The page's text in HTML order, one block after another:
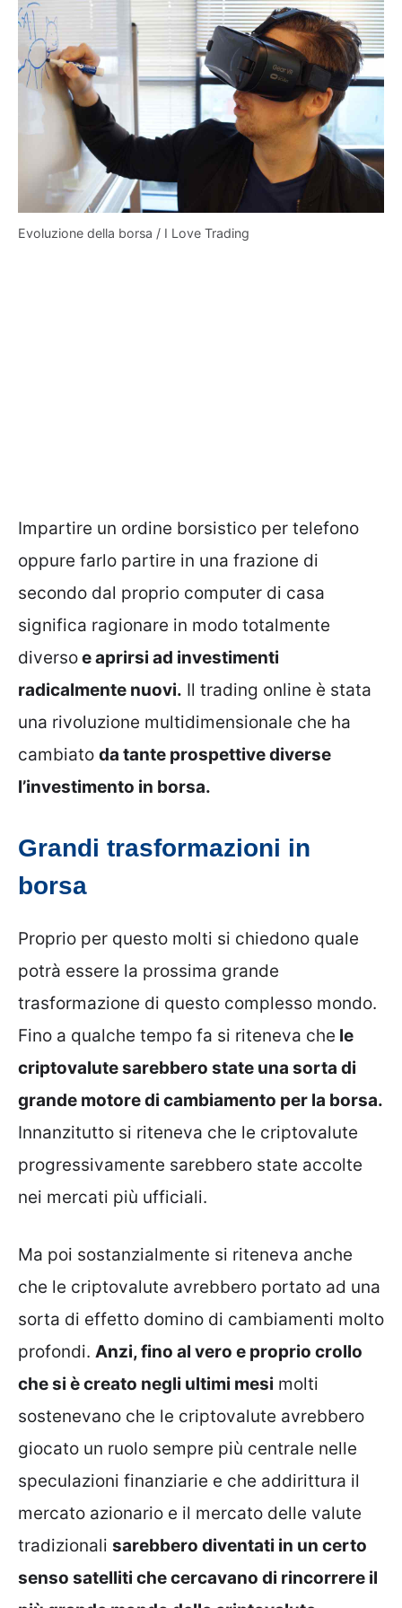
Evoluzione della borsa / I Love Trading
Impartire un ordine borsistico per telefono
oppure farlo partire in una frazione di
secondo dal proprio computer di casa
significa ragionare in modo totalmente
diversoe aprirsi ad investimenti
radicalmente nuovi. Il trading online è stata
una rivoluzione multidimensionale che ha
cambiato da tante prospettive diverse
l’investimento in borsa.
Grandi trasformazioni in
borsa
Proprio per questo molti si chiedono quale
potrà essere la prossima grande
trasformazione di questo complesso mondo.
Fino a qualche tempo fa si riteneva che le
criptovalute sarebbero state una sorta di
grande motore di cambiamento per la borsa.
Innanzitutto si riteneva che le criptovalute
progressivamente sarebbero state accolte
nei mercati più ufficiali.
Ma poi sostanzialmente si riteneva anche
che le criptovalute avrebbero portato ad una
sorta di effetto domino di cambiamenti molto
profondi. Anzi, fino al vero e proprio crollo
che si è creato negli ultimi mesi molti
sostenevano che le criptovalute avrebbero
giocato un ruolo sempre più centrale nelle
speculazioni finanziarie e che addirittura il
mercato azionario e il mercato delle valute
tradizionali sarebbero diventati in un certo
senso satelliti che cercavano di rincorrere il